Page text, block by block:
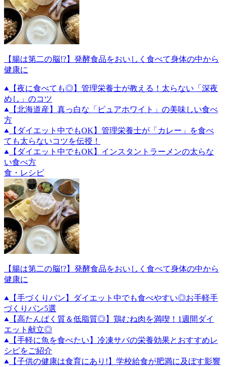
【腸は第二の脳!?】発酵食品をおいしく食べて身体の中から
健康に
【夜に食べても◎】管理栄養士が教える！太らない「深夜
めし」のコツ
【北海道産】真っ白な「ピュアホワイト」の美味しい食べ
方
【ダイエット中でもOK】管理栄養士が「カレー」を食べ
ても太らないコツを伝授！
【ダイエット中でもOK】インスタントラーメンの太らな
い食べ方
食・レシピ
【腸は第二の脳!?】発酵食品をおいしく食べて身体の中から
健康に
【手づくりパン】ダイエット中でも食べやすい◎お手軽手
づくりパン5選
【高たんぱく質＆低脂質◎】鶏むね肉を満喫！1週間ダイ
エット献立◎
【手軽に魚を食べたい】冷凍サバの栄養効果とおすすめレ
シピをご紹介
【子供の健康は食育にあり!】学校給食が肥満に及ぼす影響